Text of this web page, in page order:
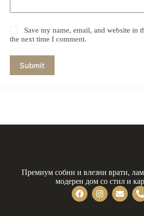
Save my name, email, and website in
the next time I comment.
Submit
Премиум собни и влезни врати,
модерен дом со стил и